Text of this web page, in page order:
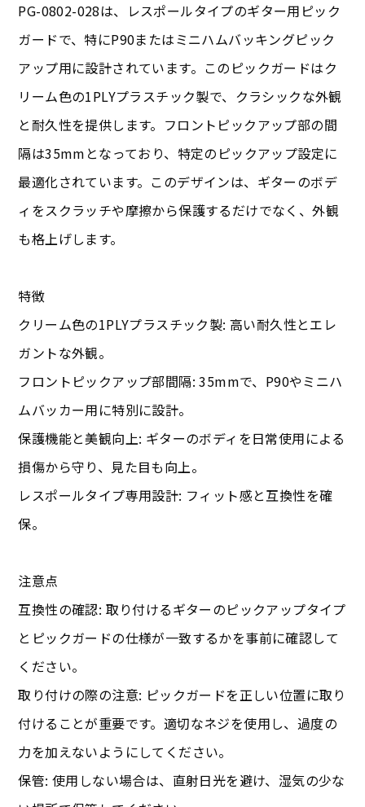
PG-0802-028は、レスポールタイプのギター用ピック
ガードで、特にP90またはミニハムバッキングピック
アップ用に設計されています。このピックガードはク
リーム色の1PLYプラスチック製で、クラシックな外観
と耐久性を提供します。フロントピックアップ部の間
隔は35mmとなっており、特定のピックアップ設定に
最適化されています。このデザインは、ギターのボデ
ィをスクラッチや摩擦から保護するだけでなく、外観
も格上げします。
特徴
クリーム色の1PLYプラスチック製: 高い耐久性とエレ
ガントな外観。
フロントピックアップ部間隔: 35mmで、P90やミニハ
ムバッカー用に特別に設計。
保護機能と美観向上: ギターのボディを日常使用による
損傷から守り、見た目も向上。
レスポールタイプ専用設計: フィット感と互換性を確
保。
注意点
互換性の確認: 取り付けるギターのピックアップタイプ
とピックガードの仕様が一致するかを事前に確認して
ください。
取り付けの際の注意: ピックガードを正しい位置に取り
付けることが重要です。適切なネジを使用し、過度の
力を加えないようにしてください。
保管: 使用しない場合は、直射日光を避け、湿気の少な